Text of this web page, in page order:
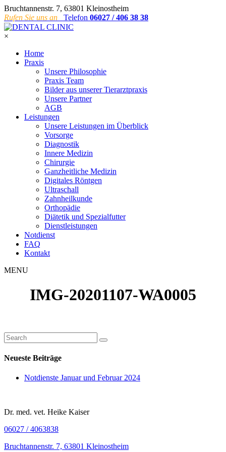
Bruchtannenstr. 7, 63801 Kleinostheim
Rufen Sie uns an
Telefon 06027 / 406 38 38
×
Home
Praxis
Unsere Philosophie
Praxis Team
Bilder aus unserer Tierarztpraxis
Unsere Partner
AGB
Leistungen
Unsere Leistungen im Überblick
Vorsorge
Diagnostik
Innere Medizin
Chirurgie
Ganzheitliche Medizin
Digitales Röntgen
Ultraschall
Zahnheilkunde
Orthopädie
Diätetik und Spezialfutter
Dienstleistungen
Notdienst
FAQ
Kontakt
MENU
IMG-20201107-WA0005
Neueste Beiträge
Notdienste Januar und Februar 2024
Dr. med. vet. Heike Kaiser
06027 / 4063838
Bruchtannenstr. 7, 63801 Kleinostheim